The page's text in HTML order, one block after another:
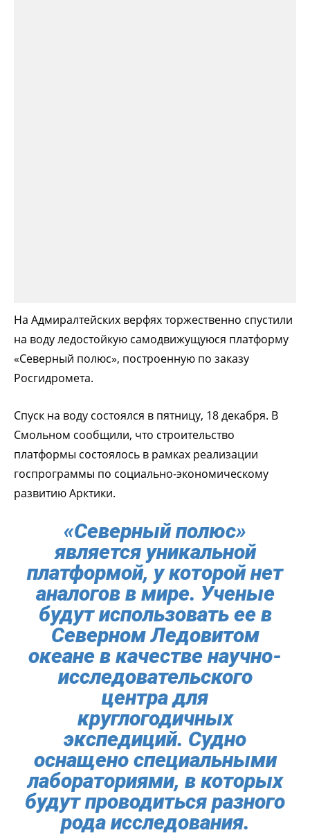
На Адмиралтейских верфях торжественно спустили
на воду ледостойкую самодвижущуюся платформу
«Северный полюс», построенную по заказу
Росгидромета.
Спуск на воду состоялся в пятницу, 18 декабря. В
Смольном сообщили, что строительство
платформы состоялось в рамках реализации
госпрограммы по социально-экономическому
развитию Арктики.
«Северный полюс»
является уникальной
платформой, у которой нет
аналогов в мире. Ученые
будут использовать ее в
Северном Ледовитом
океане в качестве научно-
исследовательского
центра для
круглогодичных
экспедиций. Судно
оснащено специальными
лабораториями, в которых
будут проводиться разного
рода исследования.